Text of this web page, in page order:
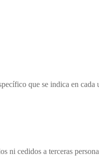
que se indica en cada
ni cedidos a terceras